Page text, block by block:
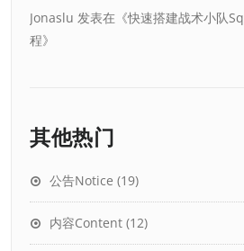
Jonaslu 发表在《快速搭建战术小队
程》
其他热门
公告Notice (19)
内容Content (12)